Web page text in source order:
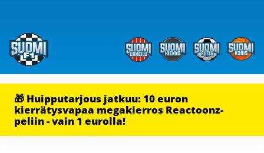
🎁 Huipputarjous jatkuu: 10 euron
kierrätysvapaa megakierros Reactoonz-
peliin - vain 1 eurolla!